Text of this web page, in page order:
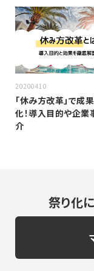
20200410
「休み方改革」で成
化！導入目的や企業
介
祭り化